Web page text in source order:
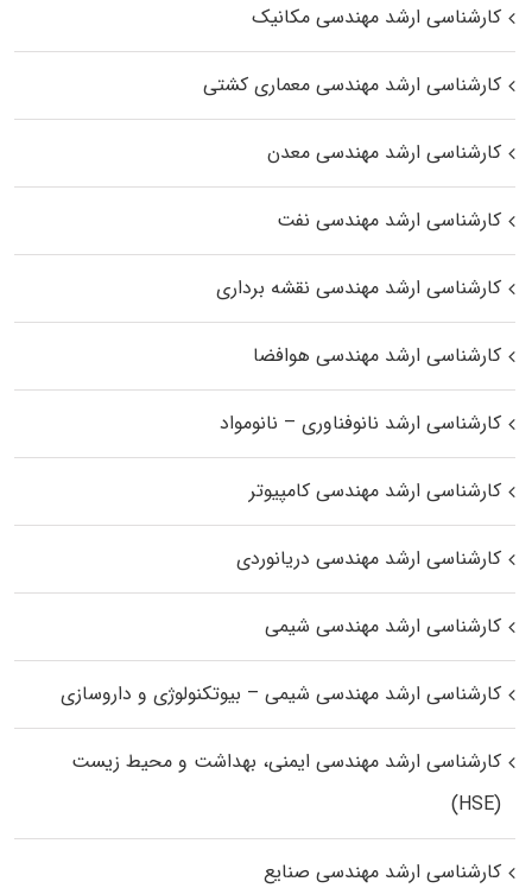
کارشناسی ارشد مهندسی مکانیک
کارشناسی ارشد مهندسی معماری کشتی
کارشناسی ارشد مهندسی معدن
کارشناسی ارشد مهندسی نفت
کارشناسی ارشد مهندسی نقشه برداری
کارشناسی ارشد مهندسی هوافضا
کارشناسی ارشد نانوفناوری – نانومواد
کارشناسی ارشد مهندسی کامپیوتر
کارشناسی ارشد مهندسی دریانوردی
کارشناسی ارشد مهندسی شیمی
کارشناسی ارشد مهندسی شیمی – بیوتکنولوژی و داروسازی
کارشناسی ارشد مهندسی ایمنی، بهداشت و محیط زیست
(HSE)
کارشناسی ارشد مهندسی صنایع